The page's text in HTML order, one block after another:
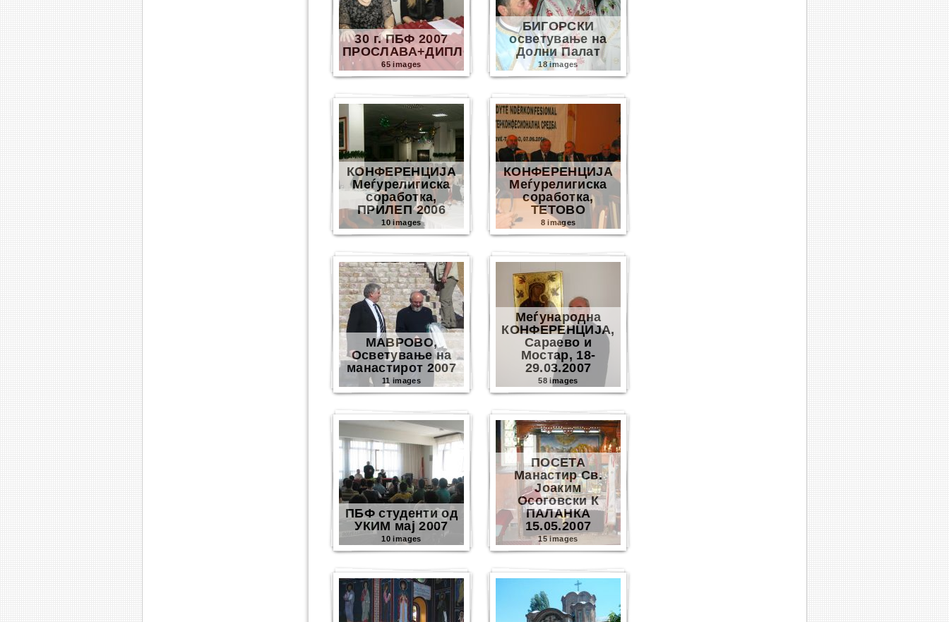
30 г. ПБФ 2007
ПРОСЛАВА+ДИПЛОМИ
65 images
БИГОРСКИ
осветување на
Долни Палат
18 images
КОНФЕРЕНЦИЈА
Меѓурелигиска
соработка,
ПРИЛЕП 2006
10 images
КОНФЕРЕНЦИЈА
Меѓурелигиска
соработка,
ТЕТОВО
8 images
МАВРОВО,
Осветување на
манастирот 2007
11 images
Меѓународна
КОНФЕРЕНЦИЈА,
Сараево и
Мостар, 18-
29.03.2007
58 images
ПБФ студенти од
УКИМ мај 2007
10 images
ПОСЕТА
Манастир Св.
Јоаким
Осоговски К
ПАЛАНКА
15.05.2007
15 images